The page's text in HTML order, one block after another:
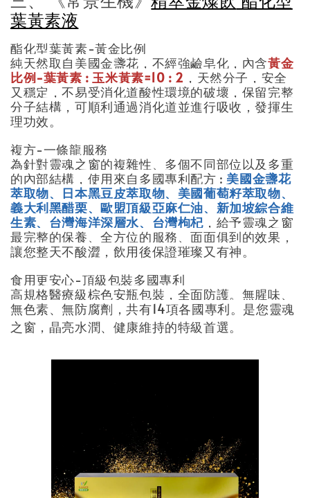
葉黃素液
酯化型葉黃素-黃金比例
純天然取自美國金盞花，不經強鹼皂化，內含黃金
比例-葉黃素 : 玉米黃素=10 : 2 ，天然分子，安全
又穩定，不易受消化道酸性環境的破壞，保留完整
分子結構，可順利通過消化道並進行吸收，發揮生
理功效。
複方-一條龍服務
為針對靈魂之窗的複雜性、多個不同部位以及多重
的內部結構，使用來自多國專利配方 : 美國金盞花
萃取物、日本黑豆皮萃取物、美國葡萄籽萃取物、
義大利黑醋栗、歐盟頂級亞麻仁油、新加坡綜合維
生素、台灣海洋深層水、台灣枸杞 ，給予靈魂之窗
最完整的保養、全方位的服務、面面俱到的效果，
讓您整天不酸澀，飲用後保證璀璨又有神。
食用更安心-頂級包裝多國專利
高規格醫療級棕色安瓶包裝，全面防護。無腥味、
無色素、無防腐劑，共有14項各國專利。是您靈魂
之窗，晶亮水潤、健康維持的特級首選。